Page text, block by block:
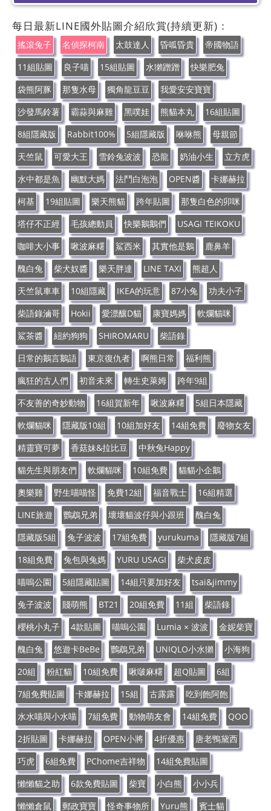
每日最新LINE國外貼圖介紹欣賞(持續更新)：
搖滾兔子 名偵探柯南 太鼓達人 昏呱昏貴
帝國物語
11組貼圖
良子喵 15組貼圖 水獺蹭蹭
快樂肥兔
袋熊阿豚
那隻水母 獨角龍豆豆
我愛安安寶寶
沙發馬鈴薯
霸蒜與麻雞 黑噗娃 熊貓本丸
16組貼圖
8組隱藏版
Rabbit100% 5組隱藏版 咻咻熊
母親節
天竺鼠
可愛大王 雪鈴兔波波 恐龍 奶油小生
立方虎
水中都是魚
幽默大媽 法鬥白泡泡 OPEN醬
卡娜赫拉
柯基
19組貼圖 樂天熊貓 跨年貼圖
那隻白色的卯咪
塔仔不正經
毛孩總動員 快樂鵝鵝們
USAGI TEIKOKU
咖啡大小事
啾波麻糬 鯊西米 其實他是鵝
鹿鼻羊
醜白兔
柴犬奴醬 樂天胖達 LINE TAXI
熊超人
天竺鼠車車
10組隱藏 IKEA的玩意 87小兔
功夫小子
柴語錄滷哥
Hokii 愛漂釀D貓 康寶媽媽
軟爛貓咪
鯊茶醬
紐約狗狗 SHIROMARU
柴語錄
日常的鵝言鵝語
東京復仇者 啊熊日常
福利熊
瘋狂的古人們
初音未來 轉生史萊姆
跨年9組
不友善的奇妙動物
16組賀新年 啾波麻糬
5組日本隱藏
軟爛貓咪
隱藏版10組 10組加好友 14組免費
廢物女友
精靈寶可夢
香菇妹&拉比豆
中秋兔Happy
貓先生與朋友們
軟爛貓咪 10組免費
貓貓小企鵝
奧樂雞
野生喵喵怪 免費12組 福音戰士
16組精選
LINE旅遊
鸚鵡兄弟 壞壞貓波仔與小跟班
醜白兔
隱藏版5組
兔子波波 17組免費 yurukuma
隱藏版7組
18組免費
兔包與兔媽 YURU USAGI
柴犬皮皮
喵嗚公園
5組隱藏貼圖 14組只要加好友
tsai&jimmy
兔子波波
賤萌熊 BT21 20組免費 11組
柴語錄
櫻桃小丸子
4款貼圖 喵嗚公園 Lumia × 波波
金妮柴寶
醜白兔
悠遊卡BeBe 鸚鵡兄弟 UNIQLO小水獺
小海狗
20組
粉紅貓 10組免費 啾啵麻糬 超Q貼圖
6組
7組免費貼圖
卡娜赫拉 15組 古露露
吃到飽阿飽
水水喵與小水喵
7組免費 動物萌友會 14組免費
QOO
2折貼圖
卡娜赫拉 OPEN小將 4折優惠
唐老鴨黛西
巧虎
6組免費 PChome吉祥物
14組免費貼圖
懶懶貓之助
6款免費貼圖 柴寶 小白熊
小小兵
懶懶倉鼠
郵政寶寶 怪奇事物所 Yuru熊 賓士貓